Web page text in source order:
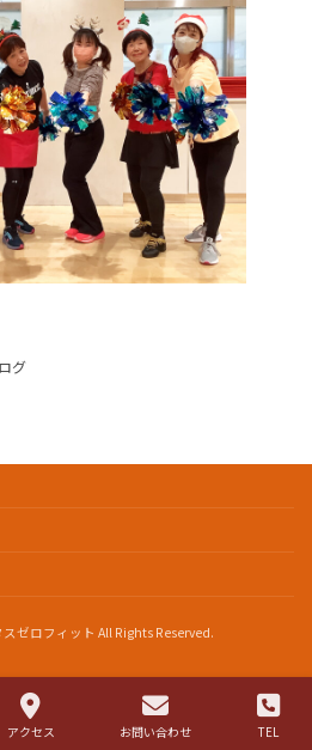
グ
ゼロフィット All Rights Reserved.
アクセス お問い合わせ TEL